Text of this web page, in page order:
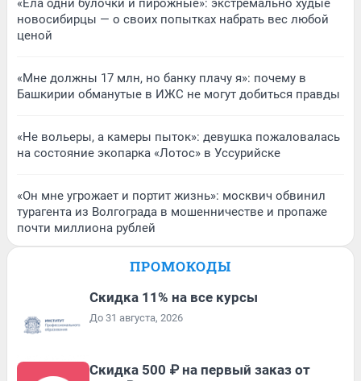
«Ела одни булочки и пирожные»: экстремально худые
новосибирцы — о своих попытках набрать вес любой
ценой
«Мне должны 17 млн, но банку плачу я»: почему в
Башкирии обманутые в ИЖС не могут добиться правды
«Не вольеры, а камеры пыток»: девушка пожаловалась
на состояние экопарка «Лотос» в Уссурийске
«Он мне угрожает и портит жизнь»: москвич обвинил
турагента из Волгограда в мошенничестве и пропаже
почти миллиона рублей
ПРОМОКОДЫ
Скидка 11% на все курсы
До 31 августа, 2026
Скидка 500 ₽ на первый заказ от